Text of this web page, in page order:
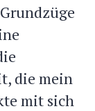
die mein
mit sich